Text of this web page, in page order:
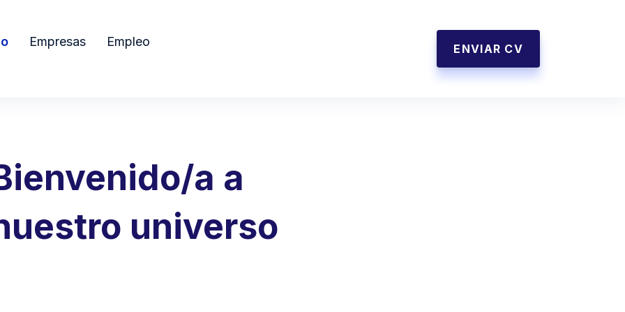
Empresas Empleo ENVIAR CV
a a
universo